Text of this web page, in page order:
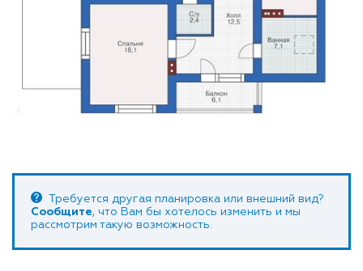
Требуется другая планировка или внешний вид?
Сообщите, что Вам бы хотелось изменить и мы
рассмотрим такую возможность.